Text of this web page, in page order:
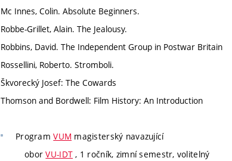
Mc Innes, Colin. Absolute Beginners.
Robbe-Grillet, Alain. The Jealousy.
Robbins, David. The Independent Group in Postwar Britain
Rossellini, Roberto. Stromboli.
Škvorecký Josef: The Cowards
Thomson and Bordwell: Film History: An Introduction
ProgramVUM magisterský navazující
oborVU-IDT , 1 ročník, zimní semestr, volitelný